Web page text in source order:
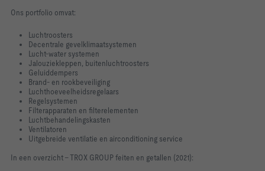
Ons portfolio omvat:
Luchtroosters
Decentrale gevelklimaatsystemen
Lucht-water systemen
Jalouziekleppen, buitenluchtroosters
Geluiddempers
Brand- en rookbeveiliging
Luchthoeveelheidsregelaars
Regelsystemen
Filterapparaten en filterelementen
Luchtbehandelingskasten
Ventilatoren
Uitgebreide ventilatie en airconditioning service
In een overzicht - TROX GROUP feiten en getallen (2021):